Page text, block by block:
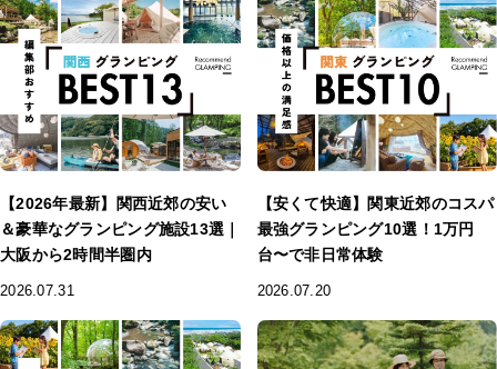
【2026年最新】関西近郊の安い
＆豪華なグランピング施設13選｜
大阪から2時間半圏内
2026.07.31
【安くて快適】関東近郊のコスパ
最強グランピング10選！1万円
台〜で非日常体験
2026.07.20